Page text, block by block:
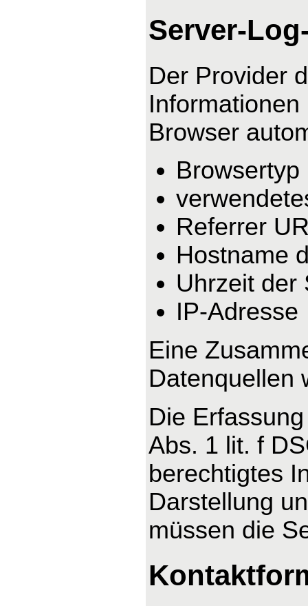
Server-
Der Provider
Browser
Referrer
Hostname
Uhrzeit der
IP-Adresse
Eine
Datenquellen
Die
Abs. 1 lit. f
berechtigtes
Darstellung
müssen die